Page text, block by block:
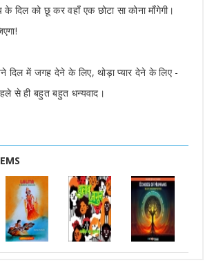
को छू कर वहाँ एक छोटा सा कोना माँगेगी।
दिल में जगह देने के लिए, थोड़ा प्यार देने के लिए -
से ही बहुत बहुत धन्यवाद।